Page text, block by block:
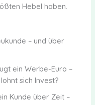
Hebel haben.
– und über
ein Werbe-Euro –
sich Invest?
Kunde über Zeit –